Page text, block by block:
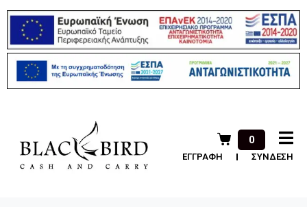
0
ΕΓΓΡΑΦΗ ΣΥΝΔΕΣΗ